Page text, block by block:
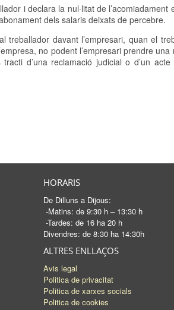
i declara la nul·litat de l’acomiadament
dels salaris deixats de percebre.
treballador davant l’empresari, quan el
no podent l’empresari prendre una
d’una reclamació judicial o d’un
HORARIS
De Dilluns a Dijous:
-Matins: de 9:30 h – 13:30 h
-Tardes: de 16 ha 20 h
Divendres: de 8:30 ha 14:30h
ALTRES ENLLAÇOS
Avis legal
Politica de privacitat
Politica de xarxes socials
Politica de cookies